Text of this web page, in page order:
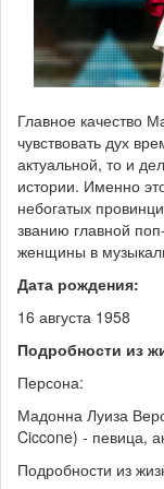
Главное качество
чувствовать дух
актуальной, то и
истории. Именно
небогатых
званию главной
женщины в
Дата рождения:
16 августа 1958
Подробности из
Персона:
Мадонна Луиза
Ciccone) - певица,
Подробности из